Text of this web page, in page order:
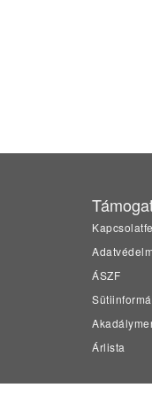
ÁSZF
Árlista